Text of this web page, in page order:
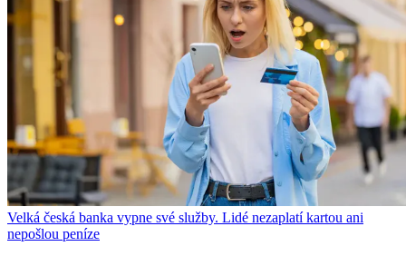
Velká česká banka vypne své služby. Lidé nezaplatí kartou ani
nepošlou peníze